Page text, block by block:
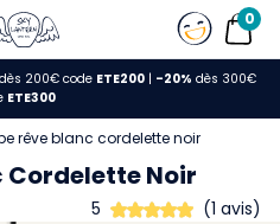
0
dès 200€ code ETE200| -20% dès 300€
ETE300
rêve blanc cordelette noir
Cordelette Noir
5 (1 avis)